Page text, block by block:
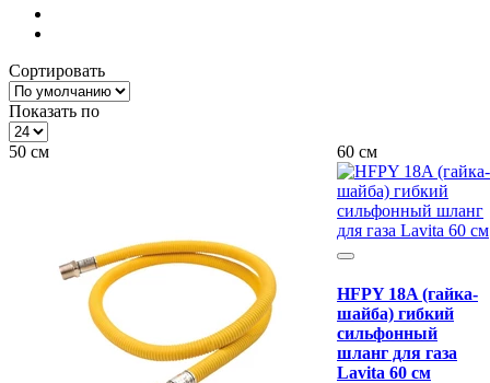
Сортировать
Показать по
50 см 60 см
HFPY 18A (гайка-
шайба) гибкий
сильфонный
шланг для газа
Lavita 60 см